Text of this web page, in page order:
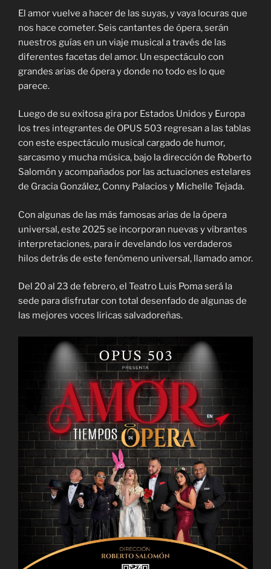
El amor vuelve a hacer de las suyas, y vaya locuras que
nos hace cometer. Seis cantantes de ópera, serán
nuestros guías en un viaje musical a través de las
diferentes facetas del amor. Un espectáculo con
grandes arias de ópera y donde no todo es lo que
parece.
Luego de su exitosa gira por Estados Unidos y Europa
los tres integrantes de OPUS 503 regresan a las tablas
con este espectáculo musical cargado de humor,
sarcasmo y mucha música, bajo la dirección de Roberto
Salomón y acompañados por las actuaciones estelares
de Gracia González, Conny Palacios y Michelle Tejada.
Con algunas de las más famosas arias de la ópera
universal, este 2025 se incorporan nuevas y vibrantes
interpretaciones, para ir develando los verdaderos
hilos detrás de este fenómeno universal, llamado amor.
Del 20 al 23 de febrero, el Teatro Luis Poma será la
sede para disfrutar con total desenfado de algunas de
las mejores voces liricas salvadoreñas.